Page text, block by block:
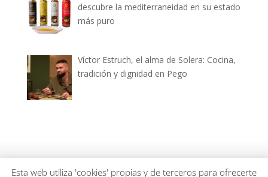
descubre la mediterraneidad en su estado
más puro
Víctor Estruch, el alma de Solera: Cocina,
tradición y dignidad en Pego
dianiagastronomica.com © 2026
Esta web utiliza 'cookies' propias y de terceros para ofrecerte